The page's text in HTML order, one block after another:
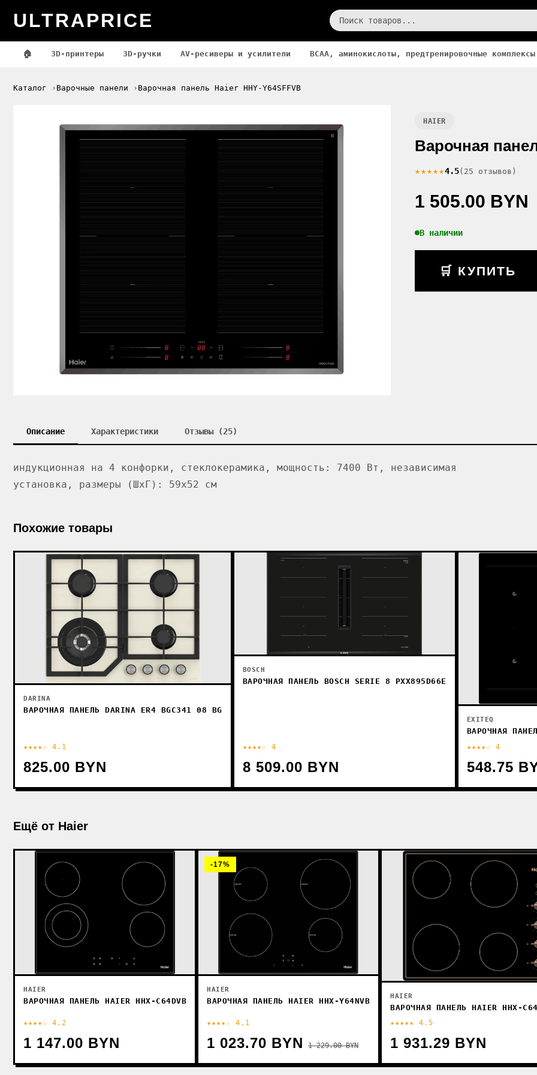
ULTRAPRICE
🏠 3D-принтеры 3D-ручки AV-ресиверы и усилители BCAA, аминокислоты, предтренировочные
Каталог Варочные панели Варочная панель Haier HHY-Y64SFFVB
HAIER
Варочная
★★★★★4.5(25 отзывов)
1 505.00 BYN
В наличии
🛒 КУПИТЬ
Описание Характеристики Отзывы (25)
индукционная на 4 конфорки, cтеклокерамика, мощность: 7400 Вт, независимая
установка, размеры (ШхГ): 59x52 см
Похожие товары
DARINA
ВАРОЧНАЯ ПАНЕЛЬ DARINA ER4 BGC341 08 BG
★★★★☆ 4.1
825.00 BYN
BOSCH
ВАРОЧНАЯ ПАНЕЛЬ BOSCH SERIE 8 PXX895D66E
★★★★☆ 4
8 509.00 BYN
EXITEQ
ВАРОЧНАЯ
★★★★☆ 4
548.75
Ещё от Haier
HAIER
ВАРОЧНАЯ ПАНЕЛЬ HAIER HHX-C64DVB
★★★★☆ 4.2
1 147.00 BYN
-17%
HAIER
ВАРОЧНАЯ ПАНЕЛЬ HAIER HHX-Y64NVB
★★★★☆ 4.1
1 023.70 BYN 1 229.00 BYN
HAIER
ВАРОЧНАЯ ПАНЕЛЬ HAIER HHX-
★★★★★ 4.5
1 931.29 BYN